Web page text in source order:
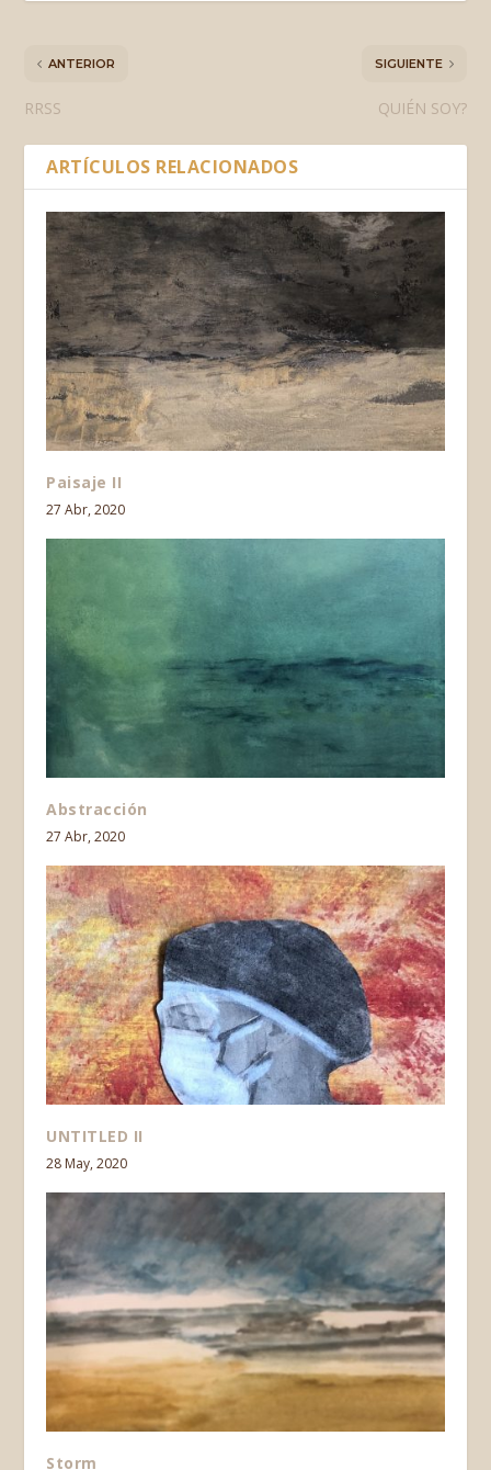
ANTERIOR
RRSS
SIGUIENTE
QUIÉN SOY?
ARTÍCULOS RELACIONADOS
Paisaje II
27 Abr, 2020
Abstracción
27 Abr, 2020
UNTITLED II
28 May, 2020
Storm